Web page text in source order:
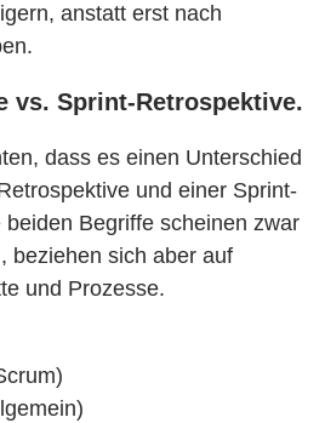
anstatt erst nach
vs. Sprint-Retrospektive.
dass es einen Unterschied
und einer Sprint-
Begriffe scheinen zwar
beziehen sich aber auf
und Prozesse.